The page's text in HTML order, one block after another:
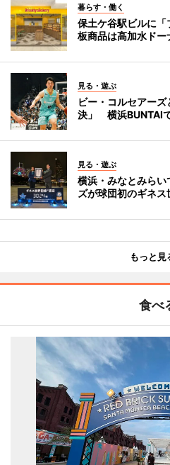
暮らす・働く
保土ケ谷駅ビルに
板商品は高加水ドー
見る・遊ぶ
ビー・コルセアー
決」 横浜BUNTAI
見る・遊ぶ
横浜・みなとみら
ズが球団初のギネス
もっと見
食べ